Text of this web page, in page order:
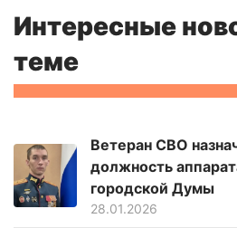
Интересные
теме
Ветеран СВО
должность
городской Думы
28.01.2026